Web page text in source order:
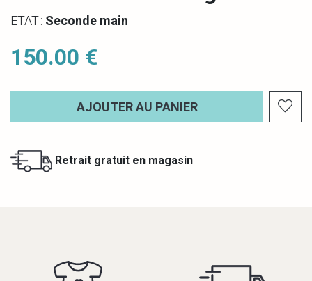
ETAT : Seconde main
150.00 €
AJOUTER AU PANIER
Retrait gratuit en magasin